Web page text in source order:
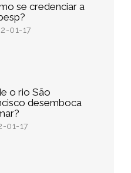
se credenciar a
01-17
o rio São
desemboca
01-17